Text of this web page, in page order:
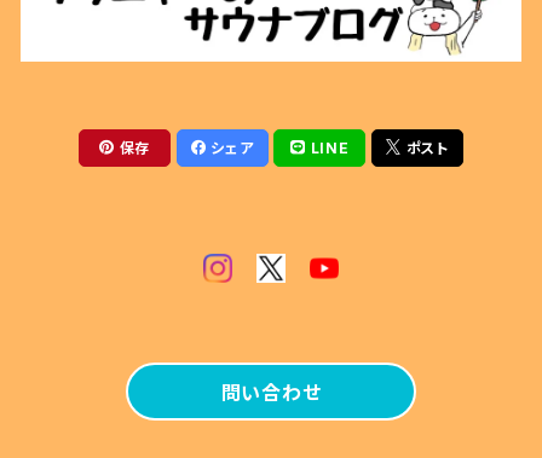
サウナベンチ
火ばさみ
保存 シェア LINE ポスト
問い合わせ